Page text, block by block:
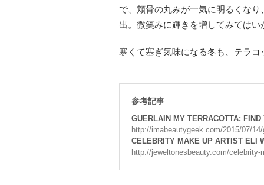
で、頬骨の丸みが一気に明るくな
出。微笑みに輝きを増してみてはい
寒くて塞ぎ気味になる冬も、テラ
参考記事
GUERLAIN MY TERRACOTTA:
http://imabeautygeek.com/2015/07/
CELEBRITY MAKE UP ARTIST ELI
http://jeweltonesbeauty.com/